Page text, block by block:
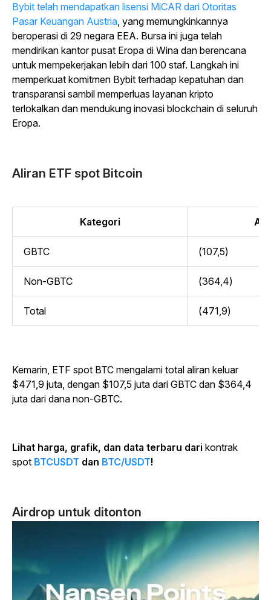
Bybit telah mendapatkan lisensi MiCAR dari Otoritas
Pasar Keuangan Austria, yang memungkinkannya
beroperasi di 29 negara EEA. Bursa ini juga telah
mendirikan kantor pusat Eropa di Wina dan berencana
untuk mempekerjakan lebih dari 100 staf. Langkah ini
memperkuat komitmen Bybit terhadap kepatuhan dan
transparansi sambil memperluas layanan kripto
terlokalkan dan mendukung inovasi blockchain di seluruh
Eropa.
Aliran ETF spot Bitcoin
Kategori
GBTC (107,5)
Non-GBTC (364,4)
Total (471,9)
Kemarin, ETF spot BTC mengalami total aliran keluar
$471,9 juta, dengan $107,5 juta dari GBTC dan $364,4
juta dari dana non-GBTC.
Lihat harga, grafik, dan data terbaru dari kontrak
spot BTCUSDT dan BTC/USDT!
Airdrop untuk ditonton